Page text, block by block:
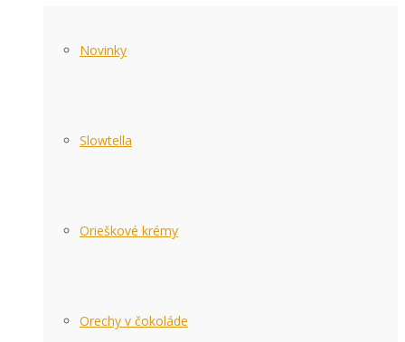
Novinky
Slowtella
Orieškové krémy
Orechy v čokoláde